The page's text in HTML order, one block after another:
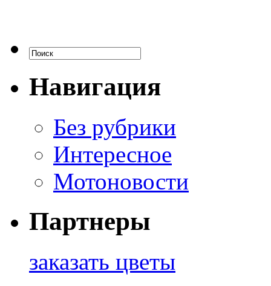
Навигация
Без рубрики
Интересное
Мотоновости
Партнеры
заказать цветы